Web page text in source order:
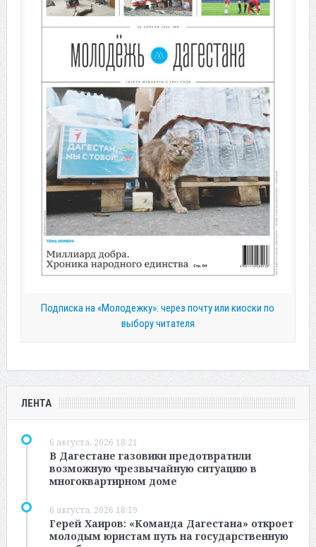
Подписка на «Молодежку»: через почту или киоски по
выбору читателя
ЛЕНТА
6 августа, 2026 18:21
В Дагестане газовики предотвратили
возможную чрезвычайную ситуацию в
многоквартирном доме
6 августа, 2026 18:19
Герей Хаиров: «Команда Дагестана» откроет
молодым юристам путь на государственную